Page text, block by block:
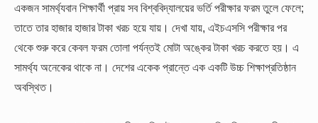
একজন সামর্থ্যবান শিক্ষার্থী প্রায় সব বিশ্ববিদ্যালয়ের ভর্তি পরীক্ষার ফরম তুলে ফেলে;
তাতে তার হাজার হাজার টাকা খরচ হয়ে যায়। দেখা যায়, এইচএসসি পরীক্ষার পর
থেকে শুরু করে কেবল ফরম তোলা পর্যন্তই মোটা অঙ্কের টাকা খরচ করতে হয়। এ
সামর্থ্য অনেকের থাকে না। দেশের একেক প্রান্তে এক একটি উচ্চ শিক্ষাপ্রতিষ্ঠান
অবস্থিত।